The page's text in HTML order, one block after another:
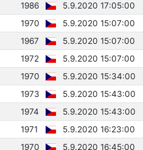
1986 5.9.2020 17:05:00
1970 5.9.2020 15:07:00
1967 5.9.2020 15:07:00
1972 5.9.2020 15:07:00
1970 5.9.2020 15:34:00
1973 5.9.2020 15:43:00
1974 5.9.2020 15:43:00
1971 5.9.2020 16:23:00
1970 5.9.2020 16:45:00